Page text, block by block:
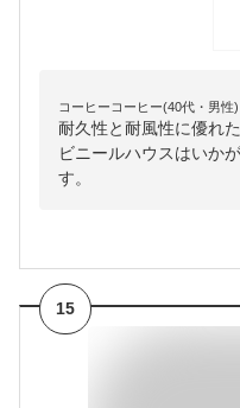
コーヒーコーヒー(40代・男性)
耐久性と耐風性に優れ
ビニールハウスはいか
す。
15